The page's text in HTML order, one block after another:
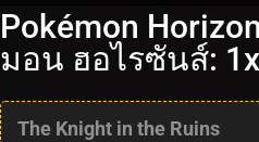
Pokémon
มอน ฮอไรซันส์:
The Knight in the Ruins